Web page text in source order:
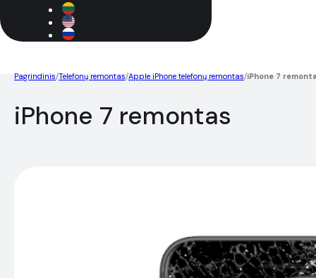
Pagrindinis/Telefonų remontas/Apple iPhone telefonų remontas/iPhone 7
iPhone 7 remontas